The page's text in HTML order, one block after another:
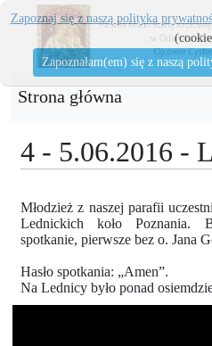
Strona główna
4 - 5.06.2016 -
Młodzież z naszej parafii
Lednickich koło Poznania.
spotkanie, pierwsze bez o. Jana
Hasło spotkania: „Amen”.
Na Lednicy było ponad
Zapoznaj się z naszą polityka
Zapoznałam(em) się z naszą